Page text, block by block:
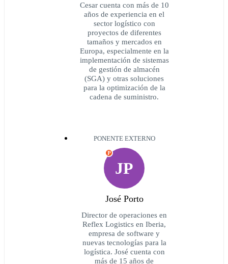
Cesar cuenta con más de 10
años de experiencia en el
sector logístico con
proyectos de diferentes
tamaños y mercados en
Europa, especialmente en la
implementación de sistemas
de gestión de almacén
(SGA) y otras soluciones
para la optimización de la
cadena de suministro.
PONENTE EXTERNO
JP
P
José Porto
Director de operaciones en
Reflex Logistics en Iberia,
empresa de software y
nuevas tecnologías para la
logística. José cuenta con
más de 15 años de